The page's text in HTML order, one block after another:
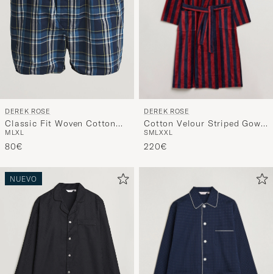
estilo
y
disfruta
de
una
selección
ti.
DEREK ROSE
Classic Fit Woven Cotton
Boxer Shorts Navy
M LXL
80€
DEREK ROSE
Cotton Velour Striped Gown
Red/Blue
SMLXXL
220€
NUEVO